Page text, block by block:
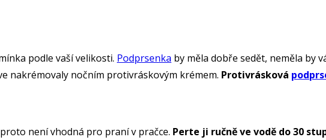
podle vaší velikosti. Podprsenka by měla dobře sedět, neměla by
nakrémovaly nočním protivráskovým krémem. Protivrásková
není vhodná pro praní v pračce. Perte ji ručně ve vodě do 30